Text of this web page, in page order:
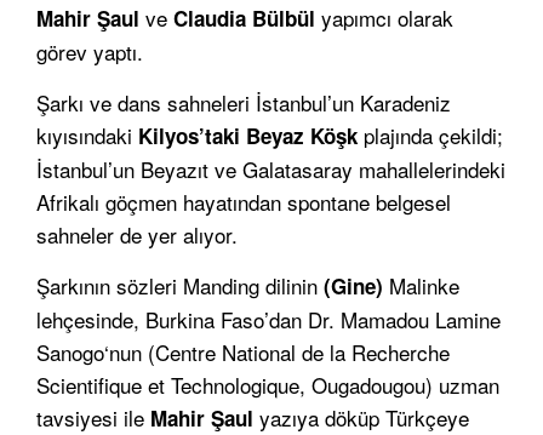
Mahir Şaul ve Claudia Bülbül yapımcı olarak
görev yaptı.
Şarkı ve dans sahneleri İstanbul’un Karadeniz
kıyısındaki Kilyos’taki Beyaz Köşk plajında çekildi;
İstanbul’un Beyazıt ve Galatasaray mahallelerindeki
Afrikalı göçmen hayatından spontane belgesel
sahneler de yer alıyor.
Şarkının sözleri Manding dilinin (Gine) Malinke
lehçesinde, Burkina Faso’dan Dr. Mamadou Lamine
Sanogo‘nun (Centre National de la Recherche
Scientifique et Technologique, Ougadougou) uzman
tavsiyesi ile Mahir Şaul yazıya döküp Türkçeye